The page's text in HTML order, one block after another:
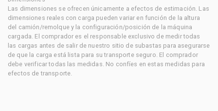
Las dimensiones se ofrecen únicamente a efectos de estimación. Las
dimensiones reales con carga pueden variar en función de la altura
del camión/remolque y la configuración/posición de la máquina
cargada. El comprador es el responsable exclusivo de medir todas
las cargas antes de salir de nuestro sitio de subastas para asegurarse
de que la carga está lista para su transporte seguro. El comprador
debe verificar todas las medidas. No confíes en estas medidas para
efectos de transporte.